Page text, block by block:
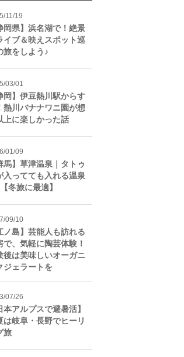
11/19
岡県】浜名湖で！絶景
イブ＆映えスポット巡
旅をしよう♪
03/01
岡】伊豆熱川駅からす
熱川バナナワニ園が想
上に楽しかった話
01/09
馬】草津温泉｜タトゥ
入ってても入れる温泉
冬旅に最適】
09/10
ノ島】芸能人も訪れる
で、気軽に陶芸体験！
後は美味しいオーガニ
ジェラートを
07/26
本アルプスで避暑活】
は岐阜・長野でヒーリ
旅